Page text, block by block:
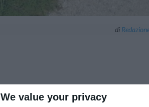
We value your privacy
di